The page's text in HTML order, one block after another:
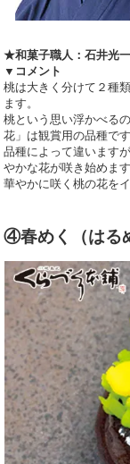
★和菓子職人：石井光一
▼コメント
桃は大きく分けて２種
ます。
桃という思い浮かべる
花」は観賞用の品種です
品種によって違います
やかな花が咲き始めます
華やかに咲く桃の花を
④春めく（はる